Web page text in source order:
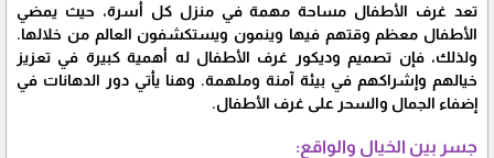
تعد غرف الأطفال مساحة مهمة في منزل كل أسرة، حيث يمضي
الأطفال معظم وقتهم فيها وينمون ويستكشفون العالم من خلالها.
ولذلك، فإن تصميم وديكور غرف الأطفال له أهمية كبيرة في تعزيز
خيالهم وإشراكهم في بيئة آمنة وملهمة. وهنا يأتي دور الدهانات في
إضفاء الجمال والسحر على غرف الأطفال.
جسر بين الخيال والواقع: